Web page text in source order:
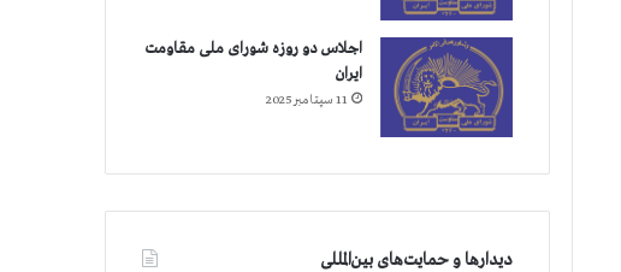
اجلاس دو روزه شورای ملی مقاومت
ایران
11 سپتامبر 2025
دیدارها و حمایت‌های بین‌المللی